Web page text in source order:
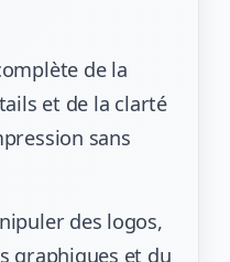
de la
et de la clarté
sans
des logos,
graphiques et du